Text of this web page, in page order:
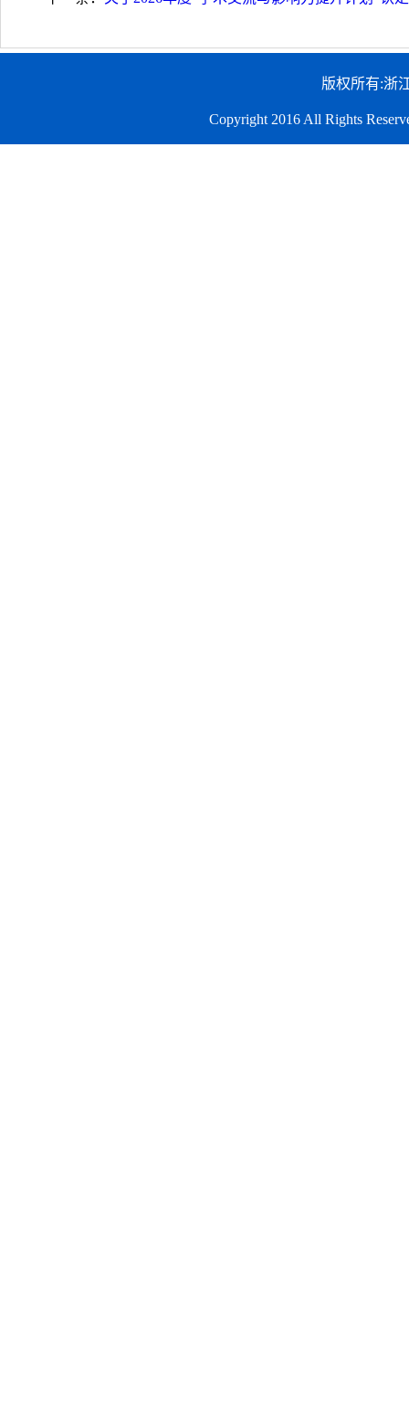
版权所有:浙
Copyright 2016 All Rights